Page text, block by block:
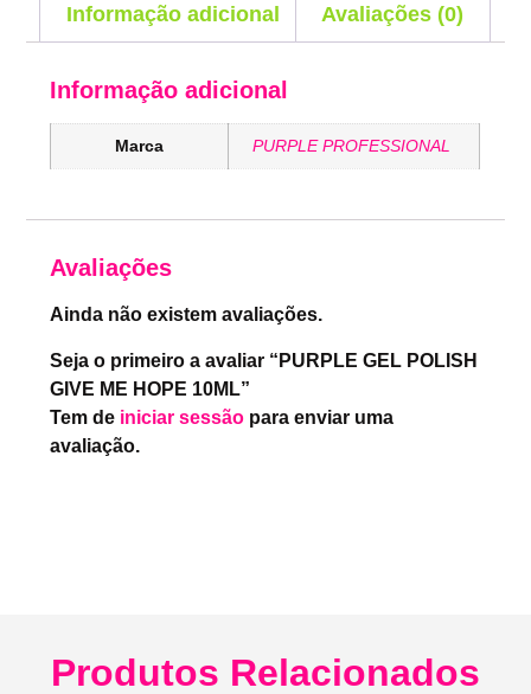
Informação adicional Avaliações (0)
Informação adicional
Marca PURPLE PROFESSIONAL
Avaliações
Ainda não existem avaliações.
Seja o primeiro a avaliar “PURPLE GEL POLISH
GIVE ME HOPE 10ML”
Tem de iniciar sessão para enviar uma
avaliação.
Produtos Relacionados